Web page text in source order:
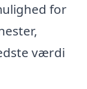
for
værdi